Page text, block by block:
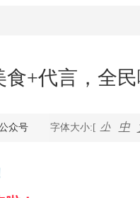
示 +代言，全
众号 字体大小:[ 小 中